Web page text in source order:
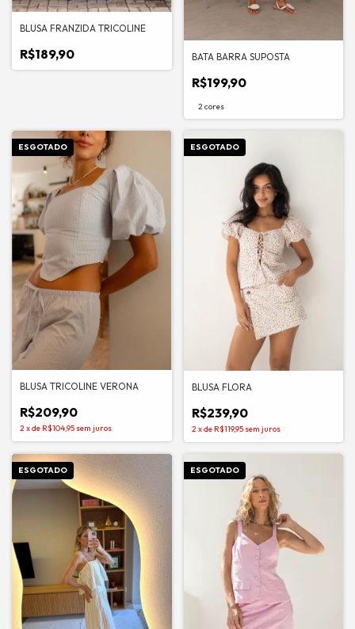
BLUSA FRANZIDA TRICOLINE
R$189,90 BATA BARRA SUPOSTA
R$199,90
2 cores
ESGOTADO
BLUSA TRICOLINE VERONA
R$209,90
2xde R$104,95 sem juros
ESGOTADO
BLUSA FLORA
R$239,90
2xde R$119,95 sem juros
ESGOTADO ESGOTADO